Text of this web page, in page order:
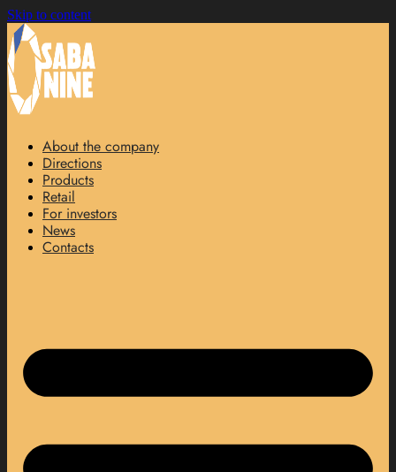
Skip to content
About the company
Directions
Products
Retail
For investors
News
Contacts